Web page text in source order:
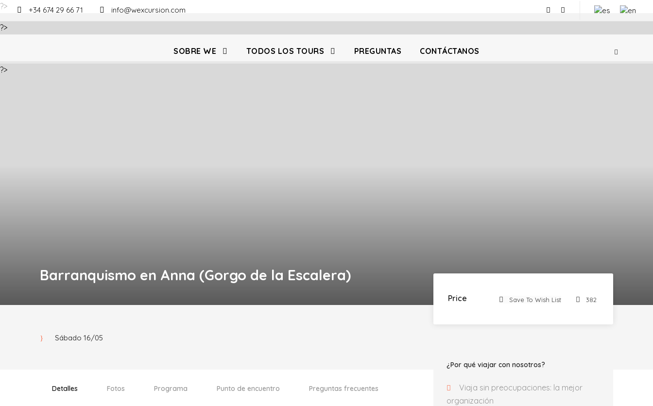
+34 674 29 66 71 info@wexcursion.com
?>
SOBRE WE TODOS LOS TOURS PREGUNTAS
CONTÁCTANOS
?>
?>
Barranquismo en Anna (Gorgo de la Escalera)
Price Save To Wish List 382
¿Por qué viajar con nosotros?
Viaja sin preocupaciones: la mejor
organización
Sábado 16/05
Detalles Fotos Programa Punto de encuentro Preguntas frecuentes